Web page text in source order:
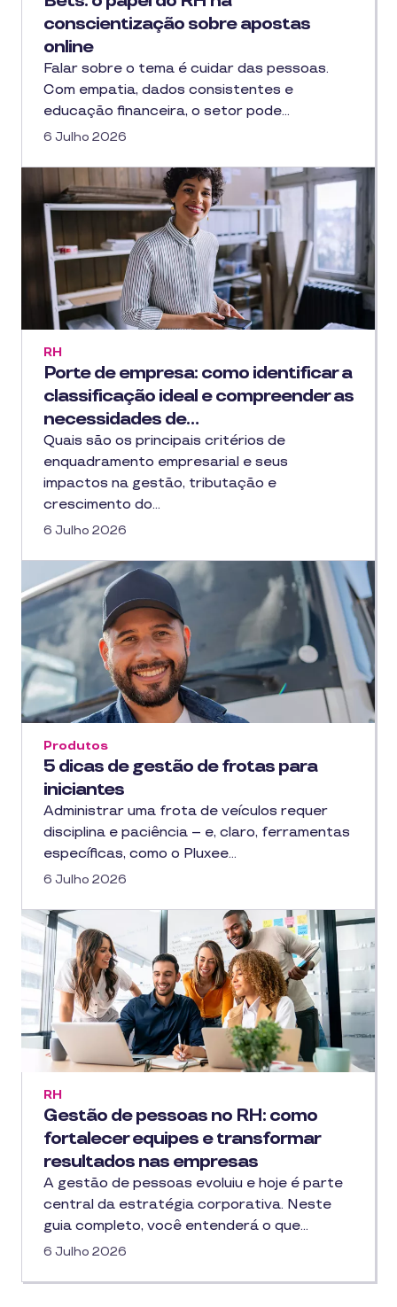
conscientização sobre apostas
online
Falar sobre o tema é cuidar das pessoas.
Com empatia, dados consistentes e
educação financeira, o setor pode…
6 Julho 2026
Porte de empresa: como identificar a
classificação ideal e compreender as
necessidades de…
RH
Quais são os principais critérios de
enquadramento empresarial e seus
impactos na gestão, tributação e
crescimento do…
6 Julho 2026
5 dicas de gestão de frotas para
iniciantes
Produtos
Administrar uma frota de veículos requer
disciplina e paciência – e, claro, ferramentas
específicas, como o Pluxee…
6 Julho 2026
Gestão de pessoas no RH: como
fortalecer equipes e transformar
resultados nas empresas
RH
A gestão de pessoas evoluiu e hoje é parte
central da estratégia corporativa. Neste
guia completo, você entenderá o que…
6 Julho 2026